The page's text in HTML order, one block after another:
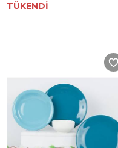
TÜKENDİ